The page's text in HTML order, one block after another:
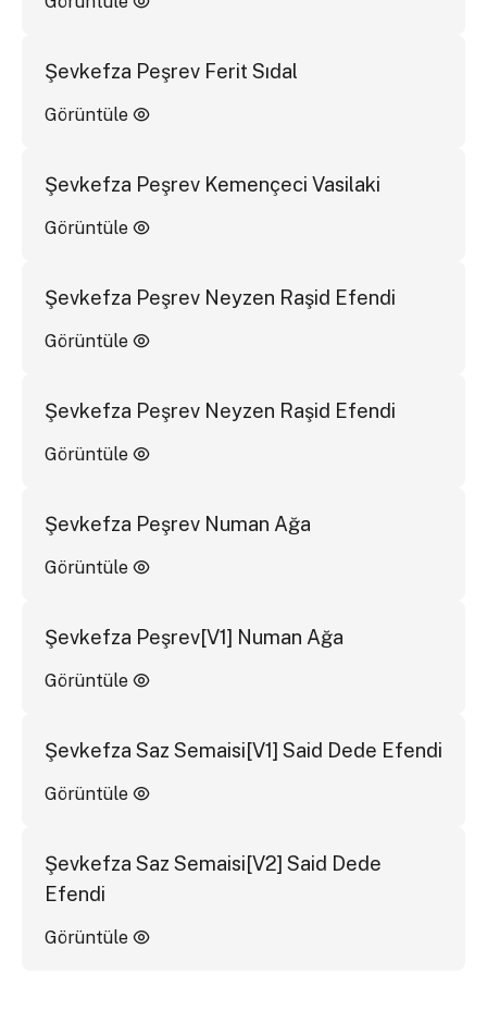
Şevkefza Peşrev Ferit Sıdal
Görüntüle
Şevkefza Peşrev Kemençeci Vasilaki
Görüntüle
Şevkefza Peşrev Neyzen Raşid Efendi
Görüntüle
Şevkefza Peşrev Neyzen Raşid Efendi
Görüntüle
Şevkefza Peşrev Numan Ağa
Görüntüle
Şevkefza Peşrev[V1] Numan Ağa
Görüntüle
Şevkefza Saz Semaisi[V1] Said Dede Efendi
Görüntüle
Şevkefza Saz Semaisi[V2] Said Dede
Efendi
Görüntüle